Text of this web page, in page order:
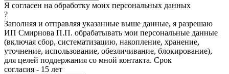
Я согласен на обработку моих персональных данных
?
Заполняя и отправляя указанные выше данные, я разрешаю
ИП Смирнова П.П. обрабатывать мои персональные данные
(включая сбор, систематизацию, накопление, хранение,
уточнение, использование, обезличивание, блокирование),
для целей поддержания со мной контакта. Срок
согласия - 15 лет